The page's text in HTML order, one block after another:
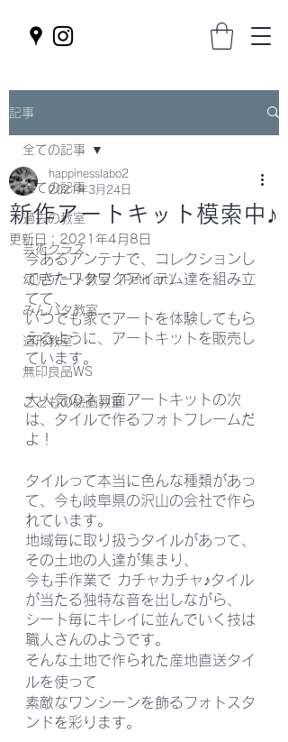
記事
全ての記事
過去の教室
芸術クラス
幼児アート教室〔Petit art〕
みんパタ教室
造形教室
無印良品WS
こどもの絵画教室
全ての記事
新作アートキット模索中♪
happinesslabo2
2021年3月24日
更新日： 2021年4月8日
今あるアンテナで、コレクションし
てきたワクワクアイテム達を組み立
てて、
いつでも家でアートを体験してもら
えるように、アートキットを販売し
ています。
大人気のネコ面アートキットの次
は、タイルで作るフォトフレームだ
よ！
タイルって本当に色んな種類があっ
て、今も岐阜県の沢山の会社で作ら
れています。
地域毎に取り扱うタイルがあって、
その土地の人達が集まり、
今も手作業で カチャカチャ♪タイル
が当たる独特な音を出しながら、
シート毎にキレイに並んでいく技は
職人さんのようです。
そんな土地で作られた産地直送タイ
ルを使って
素敵なワンシーンを飾るフォトスタ
ンドを彩ります。